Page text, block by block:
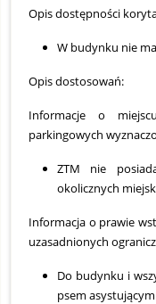
Opis dostępności
W budynku nie
Opis dostosowań:
Informacje o
parkingowych
ZTM nie
okolicznych
Informacja o prawie
uzasadnionych
Do budynku i
psem